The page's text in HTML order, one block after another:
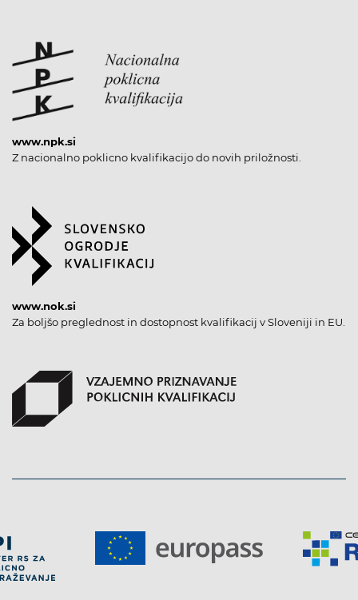
www.npk.si
Z nacionalno poklicno kvalifikacijo do novih priložnosti.
www.nok.si
Za boljšo preglednost in dostopnost kvalifikacij v Sloveniji in EU.